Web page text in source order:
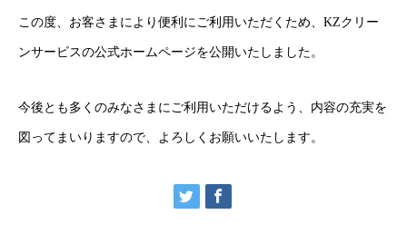
この度、お客さまにより便利にご利用いただくため、KZクリー
ンサービスの公式ホームページを公開いたしました。
今後とも多くのみなさまにご利用いただけるよう、内容の充実を
図ってまいりますので、よろしくお願いいたします。